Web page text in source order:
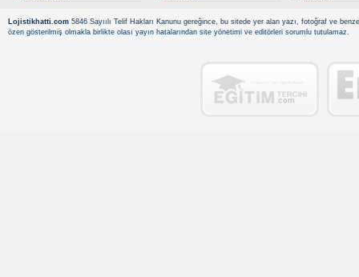
Lojistikhatti.com 5846 Sayıılı Telif Hakları Kanunu gereğince, bu sitede yer alan yazı, fotoğraf ve
özen gösterilmiş olmakla birlikte olası yayın hatalarından site yönetimi ve editörleri sorumlu tutulamaz.